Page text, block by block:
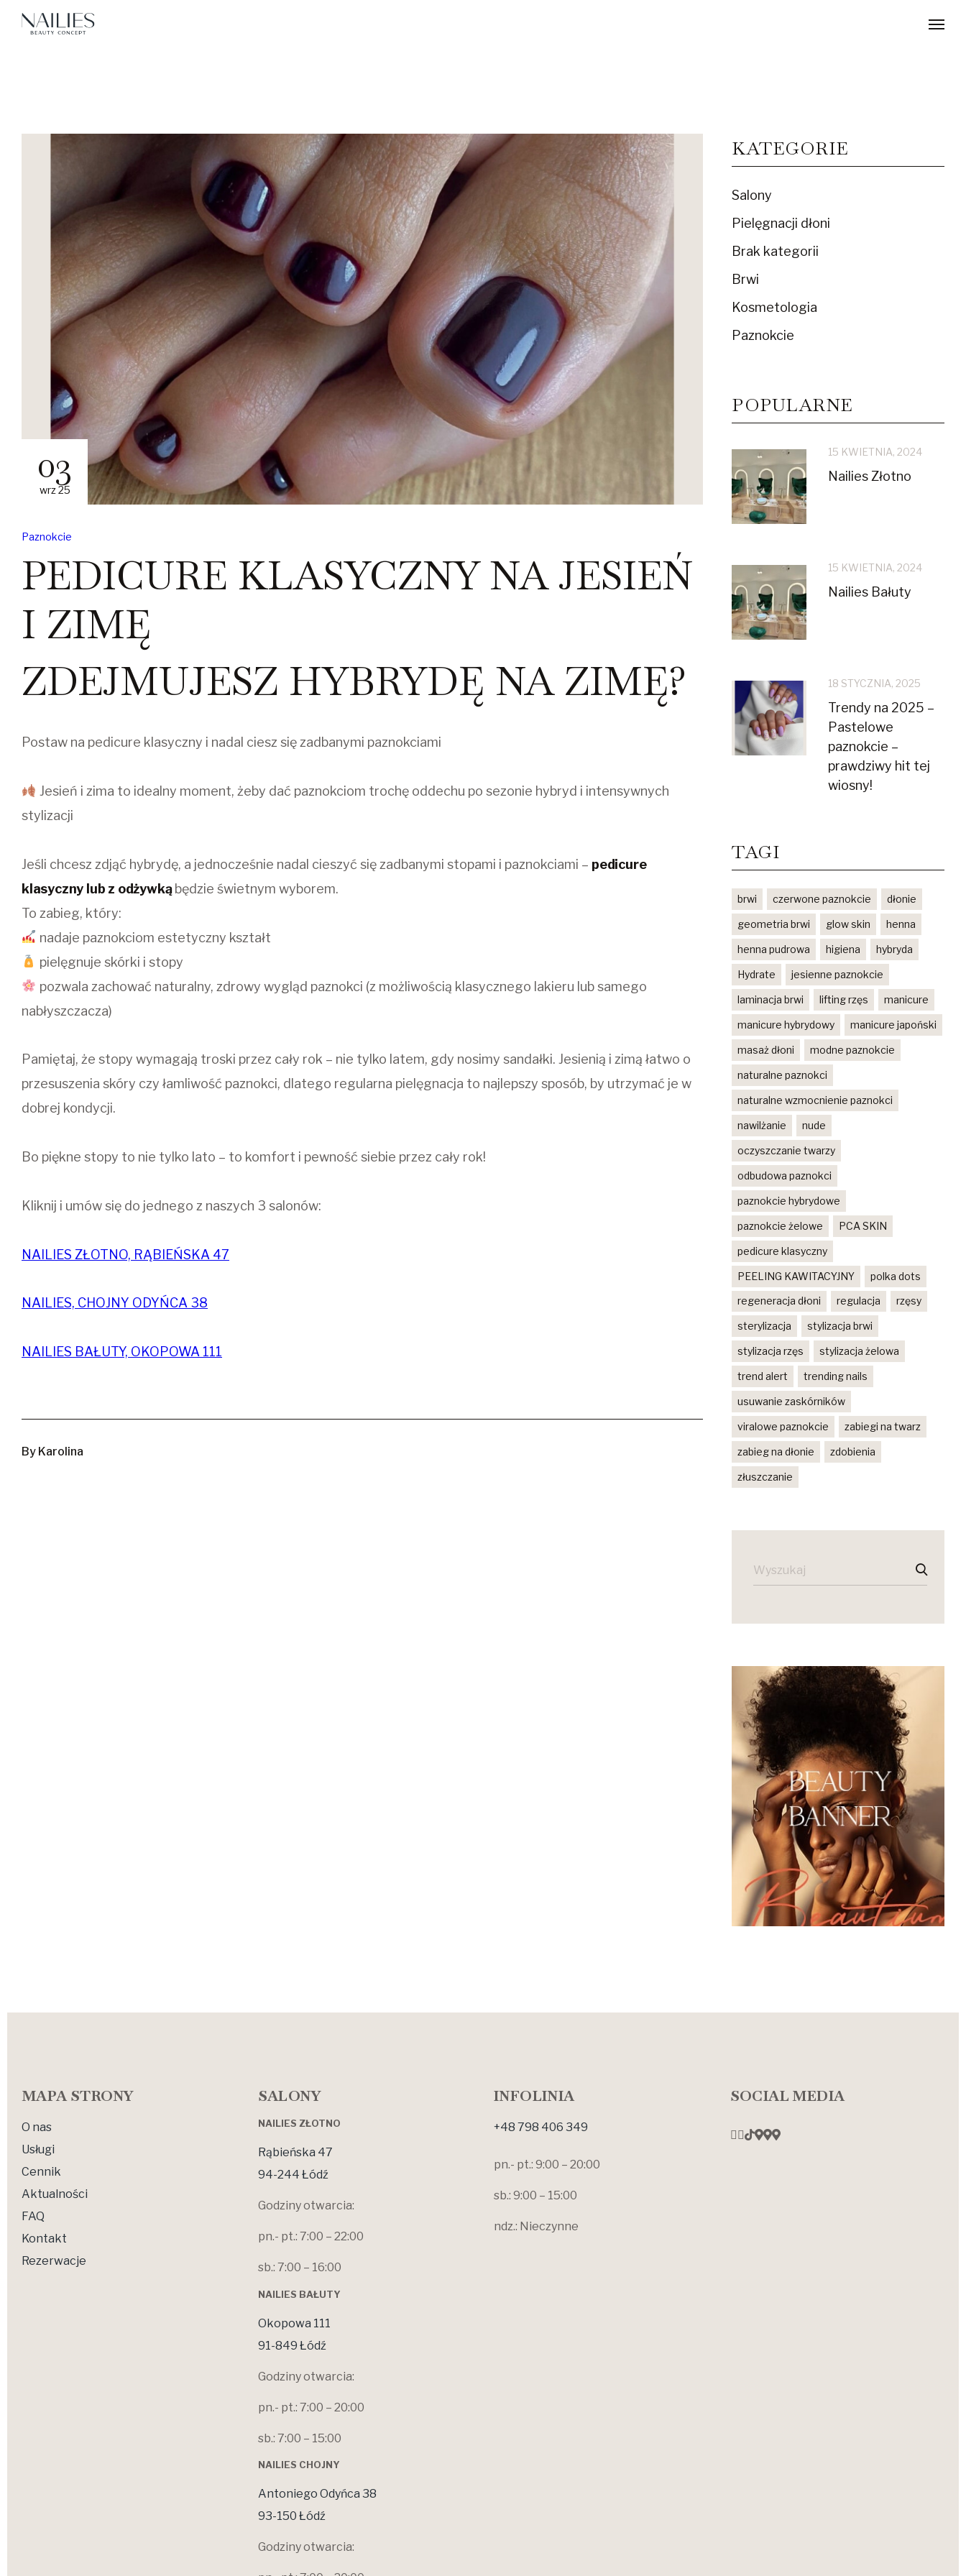
03
wrz 25
Paznokcie
PEDICURE KLASYCZNY NA JESIEŃ
I ZIMĘ
ZDEJMUJESZ HYBRYDĘ NA ZIMĘ?
Postaw na pedicure klasyczny i nadal ciesz się zadbanymi paznokciami
Jesień i zima to idealny moment, żeby dać paznokciom trochę oddechu po sezonie hybryd i intensywnych
stylizacji
Jeśli chcesz zdjąć hybrydę, a jednocześnie nadal cieszyć się zadbanymi stopami i paznokciami – pedicure
klasyczny lub z odżywkąbędzie świetnym wyborem.
To zabieg, który:
nadaje paznokciom estetyczny kształt
pielęgnuje skórki i stopy
pozwala zachować naturalny, zdrowy wygląd paznokci (z możliwością klasycznego lakieru lub samego
nabłyszczacza)
Pamiętaj, że stopy wymagają troski przez cały rok – nie tylko latem, gdy nosimy sandałki. Jesienią i zimą łatwo o
przesuszenia skóry czy łamliwość paznokci, dlatego regularna pielęgnacja to najlepszy sposób, by utrzymać je w
dobrej kondycji.
Bo piękne stopy to nie tylko lato – to komfort i pewność siebie przez cały rok!
Kliknij i umów się do jednego z naszych 3 salonów:
NAILIES ZŁOTNO, RĄBIEŃSKA 47
NAILIES, CHOJNY ODYŃCA 38
NAILIES BAŁUTY, OKOPOWA 111
By Karolina
KATEGORIE
Salony
Pielęgnacji dłoni
Brak kategorii
Brwi
Kosmetologia
Paznokcie
POPULARNE
Nailies Złotno
15 KWIETNIA, 2024
Nailies Bałuty
15 KWIETNIA, 2024
Trendy na 2025 –
Pastelowe
paznokcie –
prawdziwy hit tej
wiosny!
18 STYCZNIA, 2025
TAGI
brwi czerwone paznokcie dłonie
geometria brwi glow skin henna
henna pudrowa higiena hybryda
Hydrate jesienne paznokcie
laminacja brwi lifting rzęs manicure
manicure hybrydowy manicure japoński
masaż dłoni modne paznokcie
naturalne paznokci
naturalne wzmocnienie paznokci
nawilżanie nude
oczyszczanie twarzy
odbudowa paznokci
paznokcie hybrydowe
paznokcie żelowe PCA SKIN
pedicure klasyczny
PEELING KAWITACYJNY polka dots
regeneracja dłoni regulacja rzęsy
sterylizacja stylizacja brwi
stylizacja rzęs stylizacja żelowa
trend alert trending nails
usuwanie zaskórników
viralowe paznokcie zabiegi na twarz
zabieg na dłonie zdobienia
złuszczanie
MAPA STRONY
O nas
Usługi
Cennik
Aktualności
FAQ
Kontakt
Rezerwacje
SALONY
NAILIES ZŁOTNO
Rąbieńska 47
94-244 Łódź
Godziny otwarcia:
pn.- pt.: 7:00 – 22:00
sb.: 7:00 – 16:00
NAILIES BAŁUTY
Okopowa 111
91-849 Łódź
Godziny otwarcia:
pn.- pt.: 7:00 – 20:00
sb.: 7:00 – 15:00
NAILIES CHOJNY
Antoniego Odyńca 38
93-150 Łódź
Godziny otwarcia:
INFOLINIA
+48 798 406 349
pn.- pt.: 9:00 – 20:00
sb.: 9:00 – 15:00
ndz.: Nieczynne
SOCIAL MEDIA